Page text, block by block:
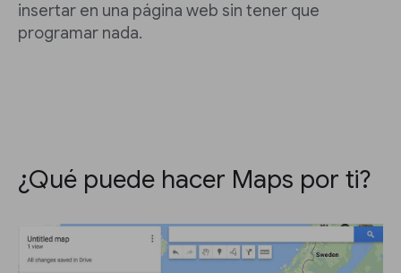
insertar en una página web sin tener que
programar nada.
¿Qué puede hacer Maps por ti?